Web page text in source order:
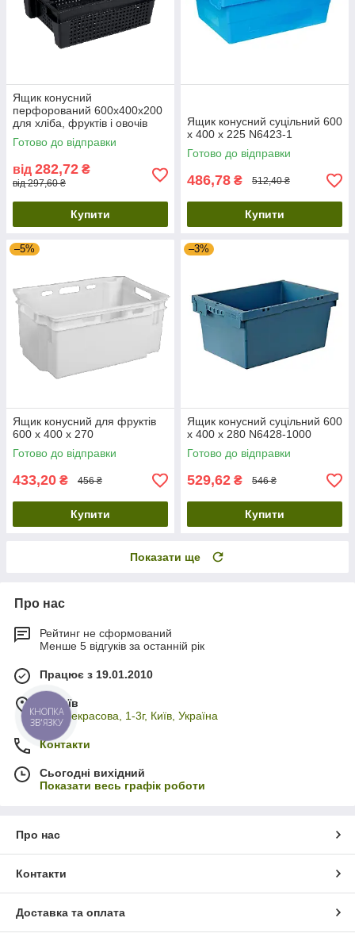
Ящик конусний
перфорований 600х400х200
для хліба, фруктів і овочів
Готово до відправки
від 282,72 ₴
від 297,60 ₴
Купити
Ящик конусний суцільний 600
х 400 х 225 N6423-1
Готово до відправки
486,78 ₴ 512,40 ₴
Купити
–5%
Ящик конусний для фруктів
600 x 400 x 270
Готово до відправки
433,20 ₴ 456 ₴
Купити
–3%
Ящик конусний суцільний 600
х 400 х 280 N6428-1000
Готово до відправки
529,62 ₴ 546 ₴
Купити
Показати ще
Про нас
Рейтинг не сформований
Менше 5 відгуків за останній рік
Працює з 19.01.2010
м. Київ
вул. Некрасова, 1-3г, Київ, Україна
Контакти
Сьогодні вихідний
Показати весь графік роботи
Про нас
Контакти
Доставка та оплата
КНОПКА
ЗВ'ЯЗКУ